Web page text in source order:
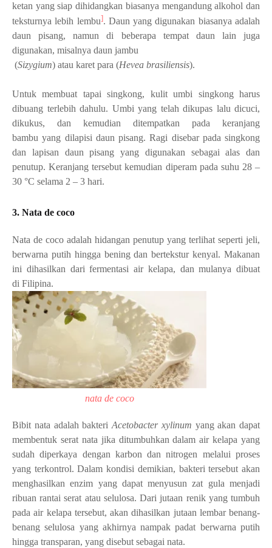
ketan yang siap dihidangkan biasanya mengandung alkohol dan
teksturnya lebih lembu]. Daun yang digunakan biasanya adalah
daun pisang, namun di beberapa tempat daun lain juga
digunakan, misalnya daun jambu
(Sizygium) atau karet para (Hevea brasiliensis).
Untuk membuat tapai singkong, kulit umbi singkong harus
dibuang terlebih dahulu. Umbi yang telah dikupas lalu dicuci,
dikukus, dan kemudian ditempatkan pada keranjang
bambu yang dilapisi daun pisang. Ragi disebar pada singkong
dan lapisan daun pisang yang digunakan sebagai alas dan
penutup. Keranjang tersebut kemudian diperam pada suhu 28 –
30 °C selama 2 – 3 hari.
3. Nata de coco
Nata de coco adalah hidangan penutup yang terlihat seperti jeli,
berwarna putih hingga bening dan bertekstur kenyal. Makanan
ini dihasilkan darifermentasi air kelapa, dan mulanya dibuat
di Filipina.
nata de coco
Bibit nata adalah bakteri Acetobacter xylinum yang akan dapat
membentuk serat nata jika ditumbuhkan dalam air kelapa yang
sudah diperkaya dengan karbon dannitrogen melalui proses
yang terkontrol. Dalam kondisi demikian, bakteri tersebut akan
menghasilkan enzim yang dapat menyusun zat gula menjadi
ribuan rantai serat atau selulosa. Dari jutaan renik yang tumbuh
pada air kelapa tersebut, akan dihasilkan jutaan lembar benang-
benang selulosa yang akhirnya nampak padat berwarna putih
hingga transparan, yang disebut sebagai nata.